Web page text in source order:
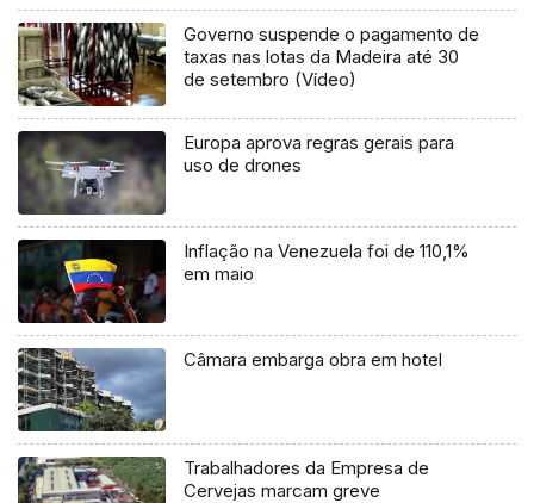
Governo suspende o pagamento de
taxas nas lotas da Madeira até 30
de setembro (Vídeo)
Europa aprova regras gerais para
uso de drones
Inflação na Venezuela foi de 110,1%
em maio
Câmara embarga obra em hotel
Trabalhadores da Empresa de
Cervejas marcam greve